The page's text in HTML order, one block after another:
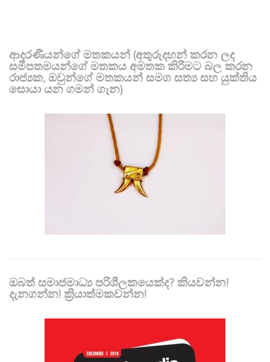
ආදරණීයන්ගේ මතකයන් (අතුරුදහන් කරන ලද
සමීපතමයන්ගේ මතකය අමතක කිරීමට බල කරන
රාජ්‍යක, ඔවුන්ගේ මතකයන් සමග සත්‍ය සහ යුක්තිය
සොයා යන ගමන් ගැන)
ඔබත් සමාජමාධ්‍ය පරිශීලකයෙක්ද? කියවන්න!
දැනගන්න! ක්‍රියාත්මකවන්න!